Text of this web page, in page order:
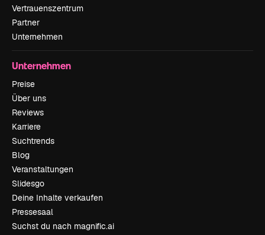
Vertrauenszentrum
Partner
Unternehmen
Unternehmen
Preise
Über uns
Reviews
Karriere
Suchtrends
Blog
Veranstaltungen
Slidesgo
Deine Inhalte verkaufen
Pressesaal
Suchst du nach magnific.ai